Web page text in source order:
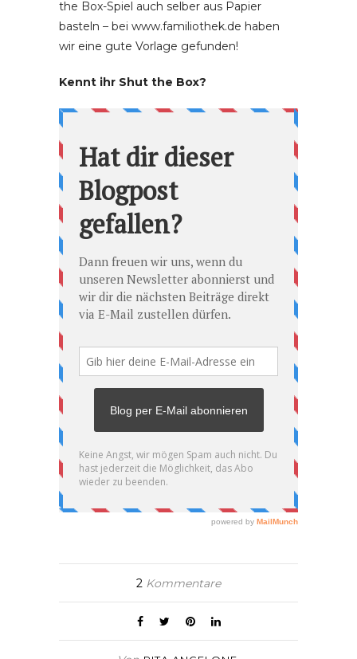
the Box-Spiel auch selber aus Papier
basteln – bei www.familiothek.de haben
wir eine gute Vorlage gefunden!
Kennt ihr Shut the Box?
2 Kommentare